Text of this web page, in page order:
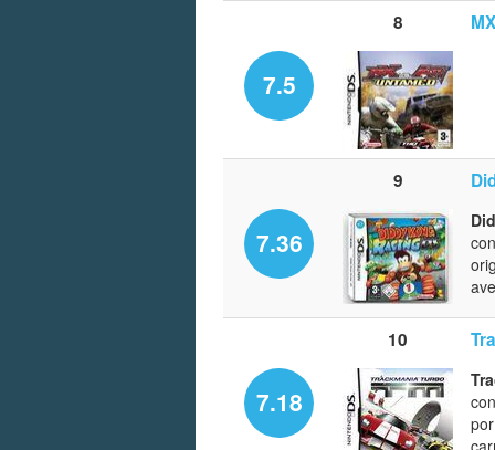
8
7.5
9
7.36
10
7.18